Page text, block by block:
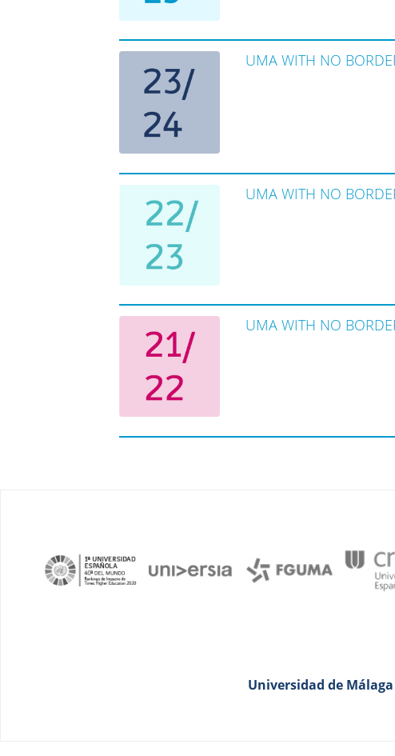
UMA WITH NO
UMA WITH NO
UMA WITH NO
Universidad de Málaga